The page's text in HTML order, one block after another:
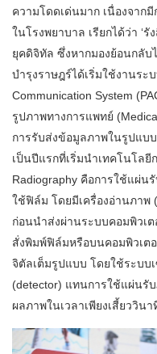
ความโดดเด่นมาก เนื่องจาก
ในโรงพยาบาล เรียกได้ว่า ‘
ยุคดิจิทัล ซึ่งหากมองย้อนกลับ
บำรุงราษฎร์ได้เริ่มใช้งานระ
Communication System
รูปภาพทางการแพทย์
การรับส่งข้อมูลภาพในรูปแบ
เป็นปีแรกที่เริ่มนำเทคโนโลยี
Radiography คือการใช้แผ่น
ใช้ฟิล์ม โดยมีเครื่องอ่านภาพ
ก่อนนำส่งผ่านระบบคอมพิวเ
สั่งพิมพ์ฟิล์มหรือบนคอมพิวเต
จิตัลเต็มรูปแบบ โดยใช้ระบ
(detector) แทนการใช้แผ่นรั
ผลภาพในเวลาเพียงเสี้ยววิ